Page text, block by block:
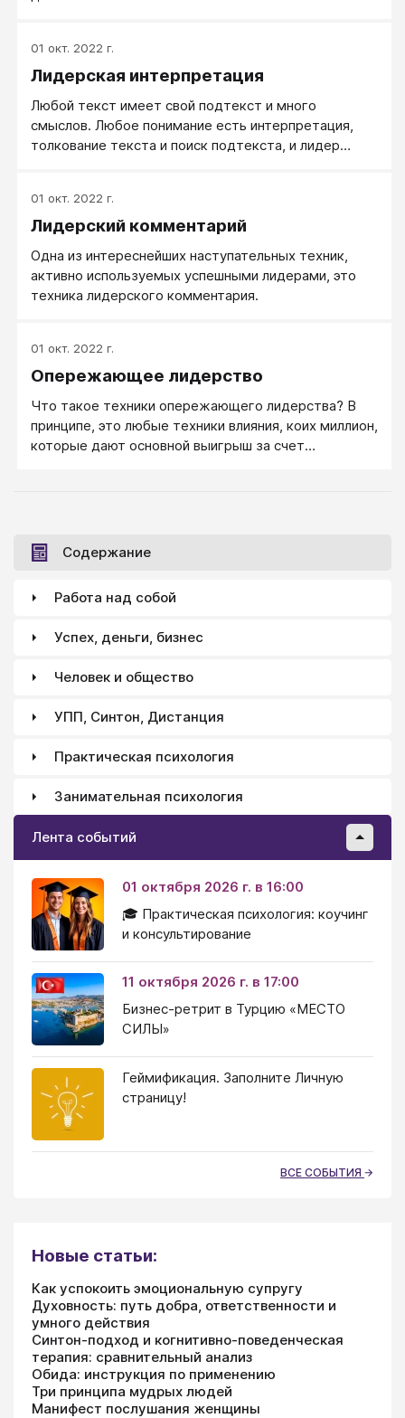
01 окт. 2022 г.
Лидерская интерпретация
Любой текст имеет свой подтекст и много
смыслов. Любое понимание есть интерпретация,
толкование текста и поиск подтекста, и лидер
умение интерпретировать, делать перевод, а
лидерская интерпретация, или техника внутреннего
выгодный именно вам.
01 окт. 2022 г.
Лидерский комментарий
Одна из интереснейших наступательных техник,
активно используемых успешными лидерами, это
техника лидерского комментария.
01 окт. 2022 г.
Опережающее лидерство
Что такое техники опережающего лидерства? В
принципе, это любые техники влияния, коих миллион,
которые дают основной выигрыш за счет
которые дают вам возможность, опередив другого
и всех прочих, сформировать в жизни и ситуации те
обеспечивают максимально успешное ваше
Содержание
Работа над собой
Успех, деньги, бизнес
Человек и общество
УПП, Синтон, Дистанция
Практическая психология
Занимательная психология
Лента событий
01 октября 2026 г. в 16:00
🎓 Практическая психология: коучинг
и консультирование
11 октября 2026 г. в 17:00
Бизнес-ретрит в Турцию «МЕСТО
СИЛЫ»
Геймификация. Заполните Личную
страницу!
ВСЕ СОБЫТИЯ
Новые статьи:
Как успокоить эмоциональную супругу
Духовность: путь добра, ответственности и
умного действия
Синтон-подход и когнитивно-поведенческая
терапия: сравнительный анализ
Обида: инструкция по применению
Три принципа мудрых людей
Манифест послушания женщины